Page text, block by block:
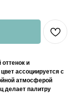
и
ассоциируется с
атмосферой
делает палитру